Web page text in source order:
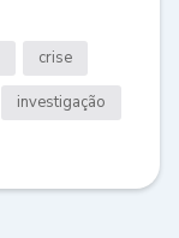
crise
investigação